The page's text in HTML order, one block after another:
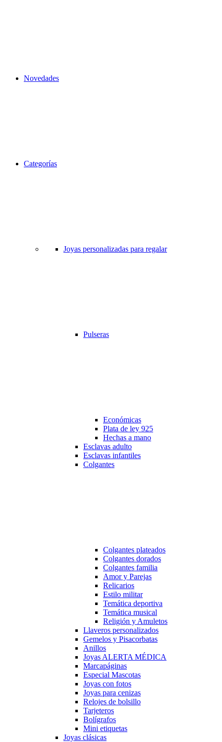
Novedades
Categorías
Joyas personalizadas para regalar
Pulseras
Económicas
Plata de ley 925
Hechas a mano
Esclavas adulto
Esclavas infantiles
Colgantes
Colgantes plateados
Colgantes dorados
Colgantes familia
Amor y Parejas
Relicarios
Estilo militar
Temática deportiva
Temática musical
Religión y Amuletos
Llaveros personalizados
Gemelos y Pisacorbatas
Anillos
Joyas ALERTA MÉDICA
Marcapáginas
Especial Mascotas
Joyas con fotos
Joyas para cenizas
Relojes de bolsillo
Tarjeteros
Bolígrafos
Mini etiquetas
Joyas clásicas